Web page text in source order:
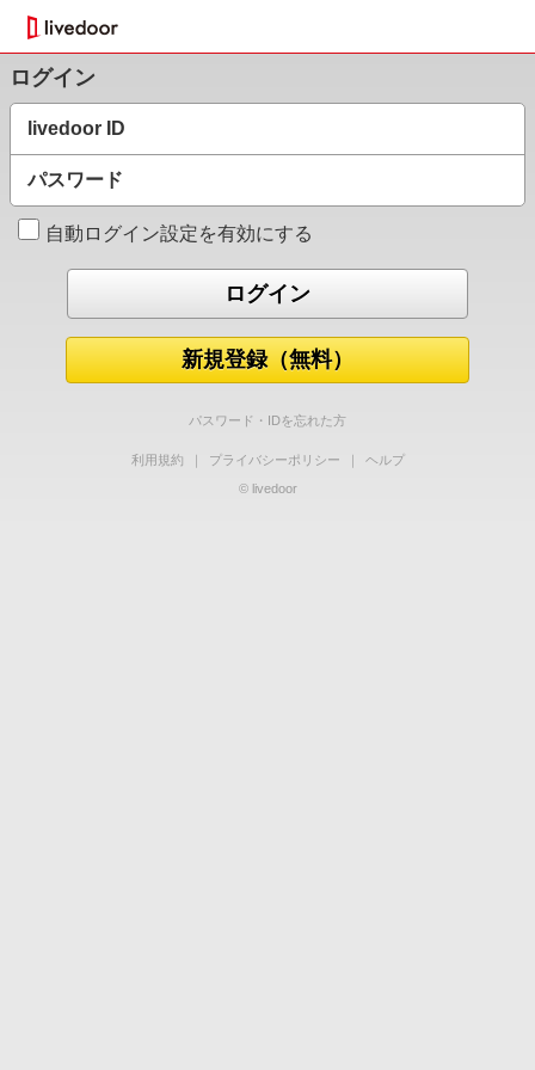
ログイン
livedoor ID
パスワード
自動ログイン設定を有効にする
新規登録（無料）
パスワード・IDを忘れた方
利用規約 ｜ プライバシーポリシー ｜
ヘルプ
© livedoor